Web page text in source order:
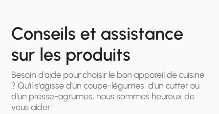
Conseils et assistance
sur les produits
Besoin d'aide pour choisir le bon appareil de cuisine
? Qu'il s'agisse d'un coupe-légumes, d'un cutter ou
d'un presse-agrumes, nous sommes heureux de
vous aider !